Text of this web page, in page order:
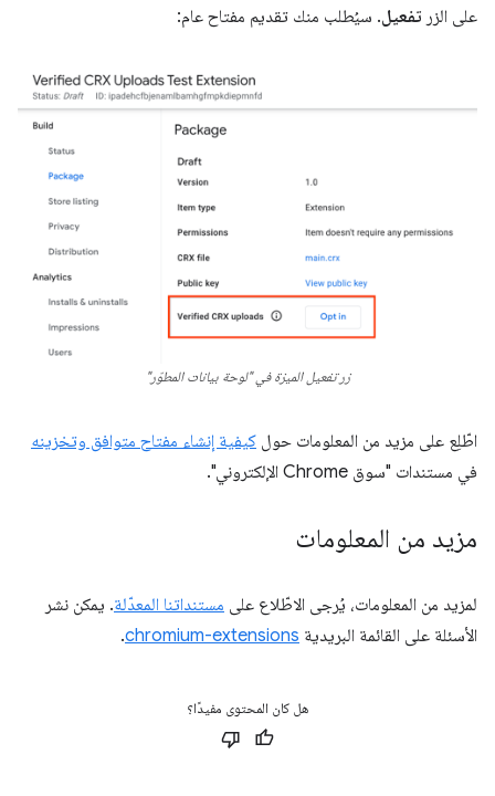
على الزر تفعيل. سيُطلب منك تقديم مفتاح عام:
زر تفعيل الميزة في "لوحة بيانات المطوّر"
اطّلِع على مزيد من المعلومات حول كيفية إنشاء مفتاح متوافق وتخزينه
في مستندات "سوق Chrome الإلكتروني".
مزيد من المعلومات
لمزيد من المعلومات، يُرجى الاطّلاع على مستنداتنا المعدّلة. يمكن نشر
الأسئلة على القائمة البريدية chromium-extensions
.
هل كان المحتوى مفيدًا؟